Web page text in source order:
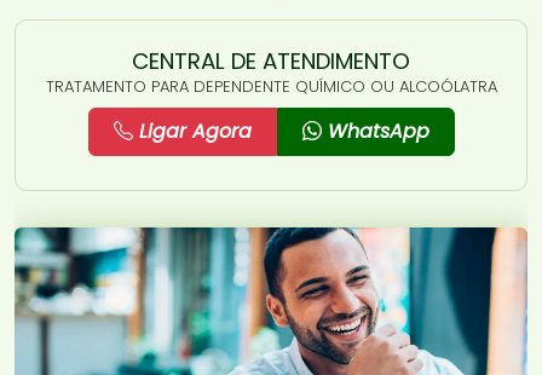
CENTRAL DE ATENDIMENTO
TRATAMENTO PARA DEPENDENTE QUÍMICO OU ALCOÓLATRA
Ligar Agora WhatsApp